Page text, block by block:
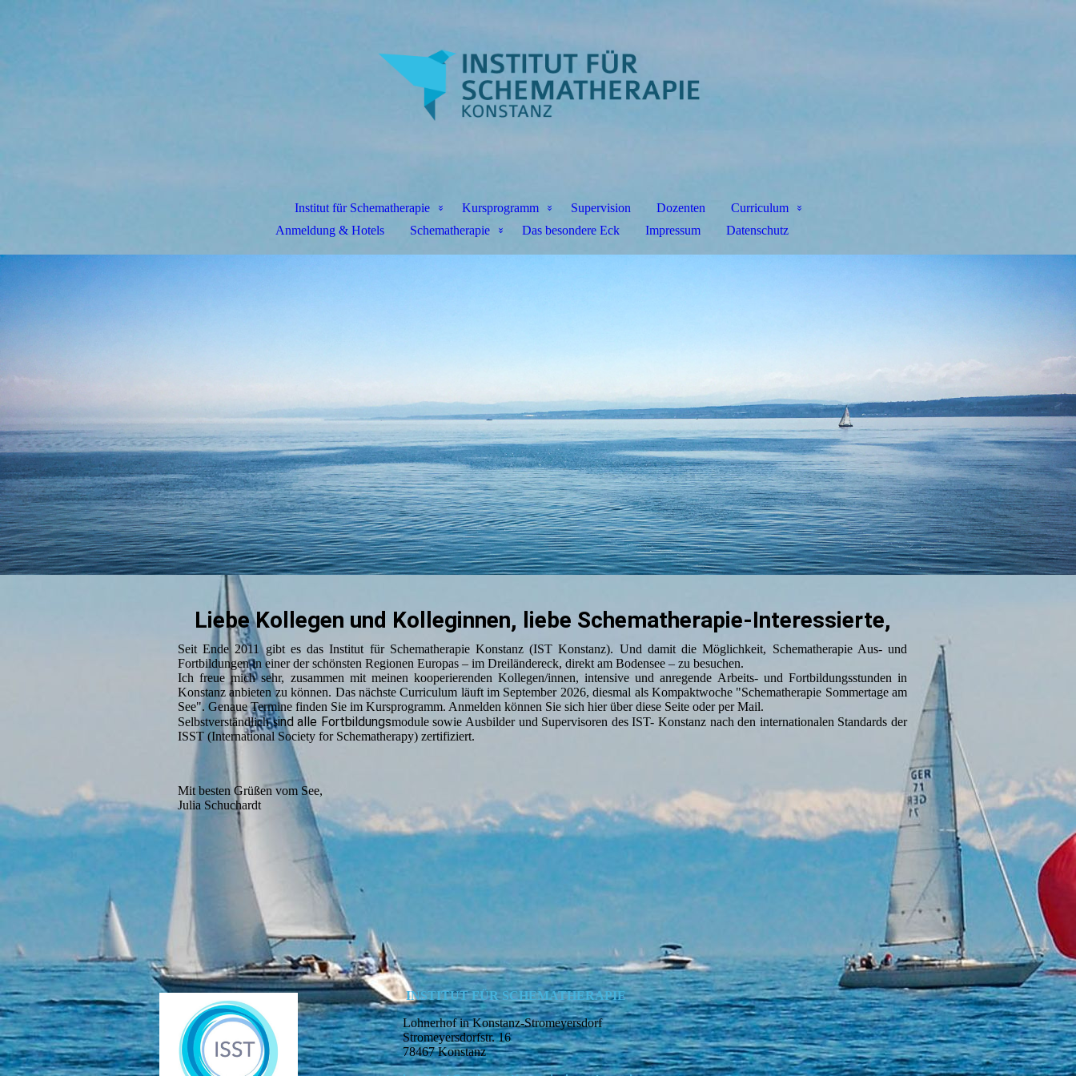
Institut für Schematherapie Kursprogramm Supervision Dozenten
Curriculum
Anmeldung & Hotels
Schematherapie Das besondere Eck Impressum Datenschutz
Liebe Kollegen und Kolleginnen, liebe Schematherapie-Interessierte,
Seit Ende 2011 gibt es das Institut für Schematherapie Konstanz (IST Konstanz). Und damit die Möglichkeit, Schematherapie Aus- und
Fortbildungen in einer der schönsten Regionen Europas – im Dreiländereck, direkt am Bodensee – zu besuchen.
Ich freue mich sehr, zusammen mit meinen kooperierenden Kollegen/innen, intensive und anregende Arbeits- und Fortbildungsstunden in
Konstanz anbieten zu können. Das nächste Curriculum läuft im September 2026, diesmal als Kompaktwoche "Schematherapie Sommertage am
See". Genaue Termine finden Sie im Kursprogramm. Anmelden können Sie sich hier über diese Seite oder per Mail.
Selbstverständlich sind alle Fortbildungsmodule sowie Ausbilder und Supervisoren des IST- Konstanz nach den internationalen Standards der
ISST (International Society for Schematherapy) zertifiziert.
Mit besten Grüßen vom See,
Julia Schuchardt
INSTITUT FÜR SCHEMATHERAPIE
Lohnerhof in Konstanz-Stromeyersdorf
Stromeyersdorfstr. 16
78467 Konstanz